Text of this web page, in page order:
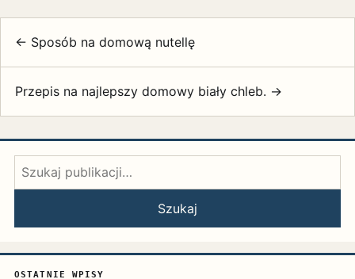
← Sposób na domową nutellę
Przepis na najlepszy domowy biały chleb. →
Szukaj:
Szukaj
OSTATNIE WPISY